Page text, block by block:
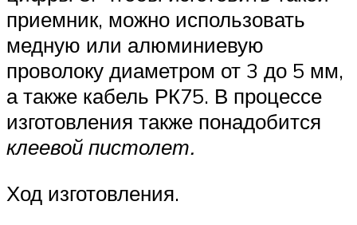
приемник, можно использовать
медную или алюминиевую
проволоку диаметром от 3 до 5 мм,
а также кабель РК75. В процессе
изготовления также понадобится
клеевой пистолет.
Ход изготовления.